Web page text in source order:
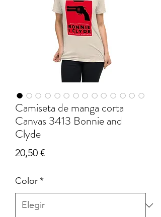
Camiseta de manga corta
Canvas 3413 Bonnie and
Clyde
20,50 €Precio
Color*